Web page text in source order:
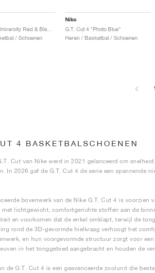
/ Schoenen
Nike
G.T. Cut 4 "Photo Blue"
Heren / Basketbal / Schoenen
4 BASKETBALSCHOENEN
Cut van Nike werd in 2021 gelanceerd om
In 2026 gaf de G.T. Cut 4 de serie een spannende
bovenwerk van de Nike G.T. Cut 4 is voorzien
met lichtgewicht, comfortgerichte stoffen aan de
en voorkomen dat de enkel omklapt, terwijl de
rond de 3D-gevormde hielkraag verhoogt het
en hun voorgevormde structuur zorgt voor
in het tonggebied aangebracht en houden de
de G.T. Cut 4 is een geavanceerde zoolunit die